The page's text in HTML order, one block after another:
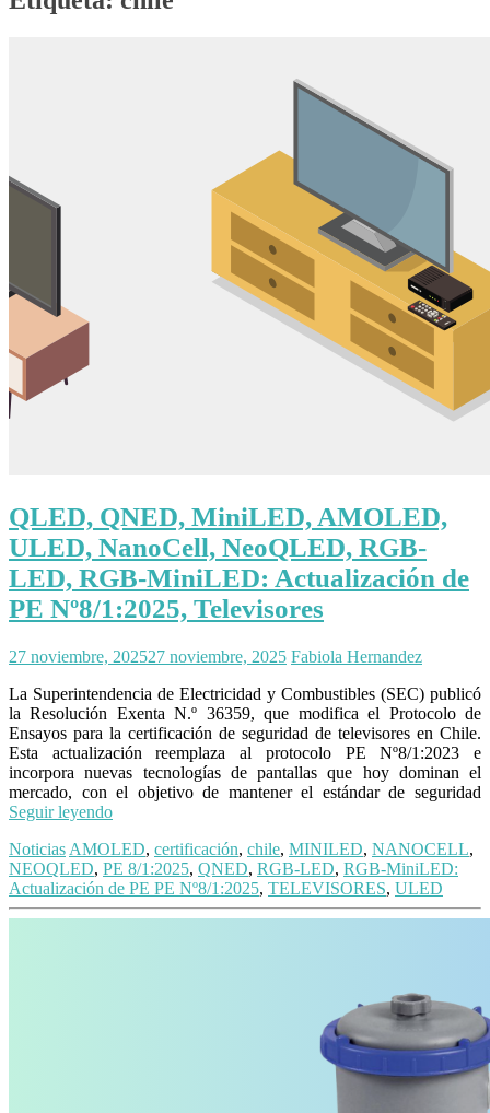
QLED, QNED, MiniLED, AMOLED,
ULED, NanoCell, NeoQLED, RGB-
LED, RGB-MiniLED: Actualización de
PE Nº8/1:2025, Televisores
27 noviembre, 202527 noviembre, 2025 Fabiola Hernandez
La Superintendencia de Electricidad y Combustibles (SEC) publicó
la Resolución Exenta N.º 36359, que modifica el Protocolo de
Ensayos para la certificación de seguridad de televisores en Chile.
Esta actualización reemplaza al protocolo PE Nº8/1:2023 e
incorpora nuevas tecnologías de pantallas que hoy dominan el
mercado, con el objetivo de mantener el estándar de seguridad
Seguir leyendo
Noticias AMOLED, certificación, chile, MINILED, NANOCELL,
NEOQLED, PE 8/1:2025, QNED, RGB-LED, RGB-MiniLED:
Actualización de PE PE Nº8/1:2025, TELEVISORES, ULED